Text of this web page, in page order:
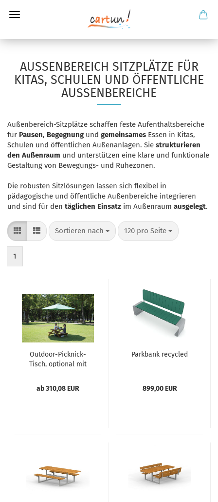
AUSSENBEREICH SITZPLÄTZE FÜR K
ITAS, SCHULEN UND ÖFFENTLICHE A
USSENBEREICHE
Außenbereich-Sitzplätze schaffen feste Aufenthaltsbereiche
für Pausen, Begegnung und gemeinsames Essen in Kitas,
Schulen und öffentlichen Außenanlagen. Sie strukturieren
den Außenraum und unterstützen eine klare und funktionale
Gestaltung von Bewegungs- und Ruhezonen.
Die robusten Sitzlösungen lassen sich flexibel in
pädagogische und öffentliche Außenbereiche integrieren
und sind für den täglichen Einsatz im Außenraum ausgelegt.
Sortieren nach
Sortieren nach 120 pro Seite
pro Seite
1
Outdoor-Picknick-
Tisch, optional mit
ab 310,08 EUR
Parkbank recycled
899,00 EUR